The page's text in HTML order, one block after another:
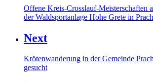
Offene Kreis-Crosslauf-Meisterschaften
der Waldsportanlage Hohe Grete in
Next
Krötenwanderung in der Gemeinde
gesucht